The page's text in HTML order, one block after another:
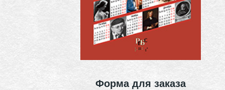
Форма для заказа